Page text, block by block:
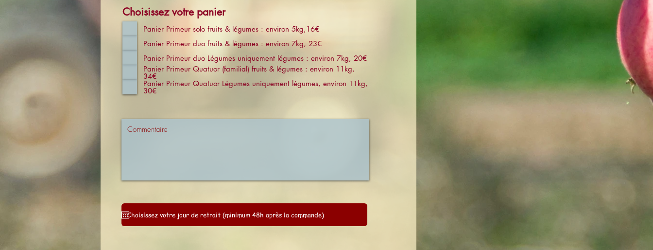
Choisissez votre panier
Panier Primeur solo fruits & légumes : environ 5kg,16€
Panier Primeur duo fruits & légumes : environ 7kg, 23€
Panier Primeur duo Légumes uniquement légumes : environ 7kg, 20€
Panier Primeur Quatuor (familial) fruits & légumes : environ 11kg,
34€
Panier Primeur Quatuor Légumes uniquement légumes, environ 11kg,
30€